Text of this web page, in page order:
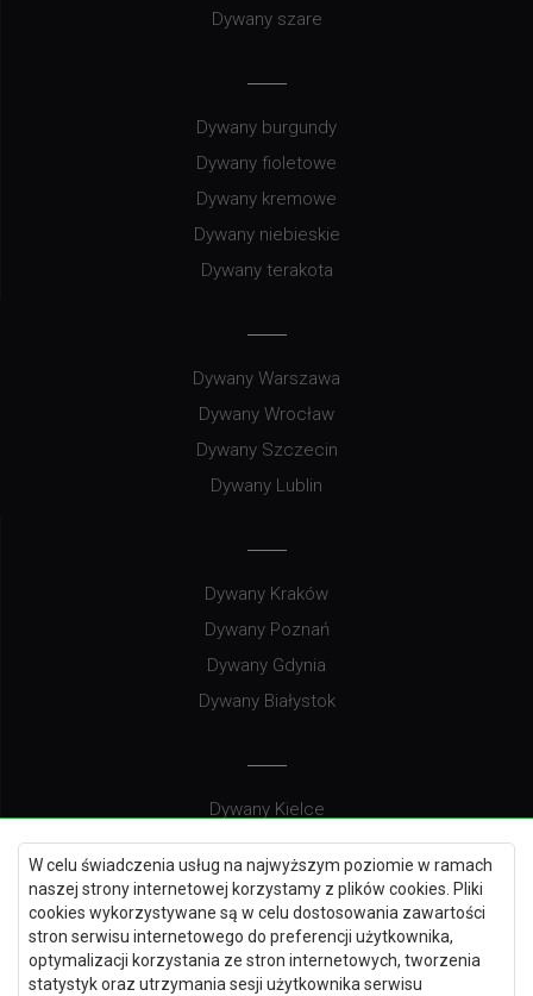
W celu świadczenia usług na najwyższym poziomie w ramach
naszej strony internetowej korzystamy z plików cookies. Pliki
cookies wykorzystywane są w celu dostosowania zawartości
stron serwisu internetowego do preferencji użytkownika,
optymalizacji korzystania ze stron internetowych, tworzenia
statystyk oraz utrzymania sesji użytkownika serwisu
Dywany szare
Dywany burgundy
Dywany fioletowe
Dywany kremowe
Dywany niebieskie
Dywany terakota
Dywany Warszawa
Dywany Wrocław
Dywany Szczecin
Dywany Lublin
Dywany Kraków
Dywany Poznań
Dywany Gdynia
Dywany Białystok
Dywany Kielce
Dywany Gdańsk
Dywany Toruń
Dywany Bydgoszcz